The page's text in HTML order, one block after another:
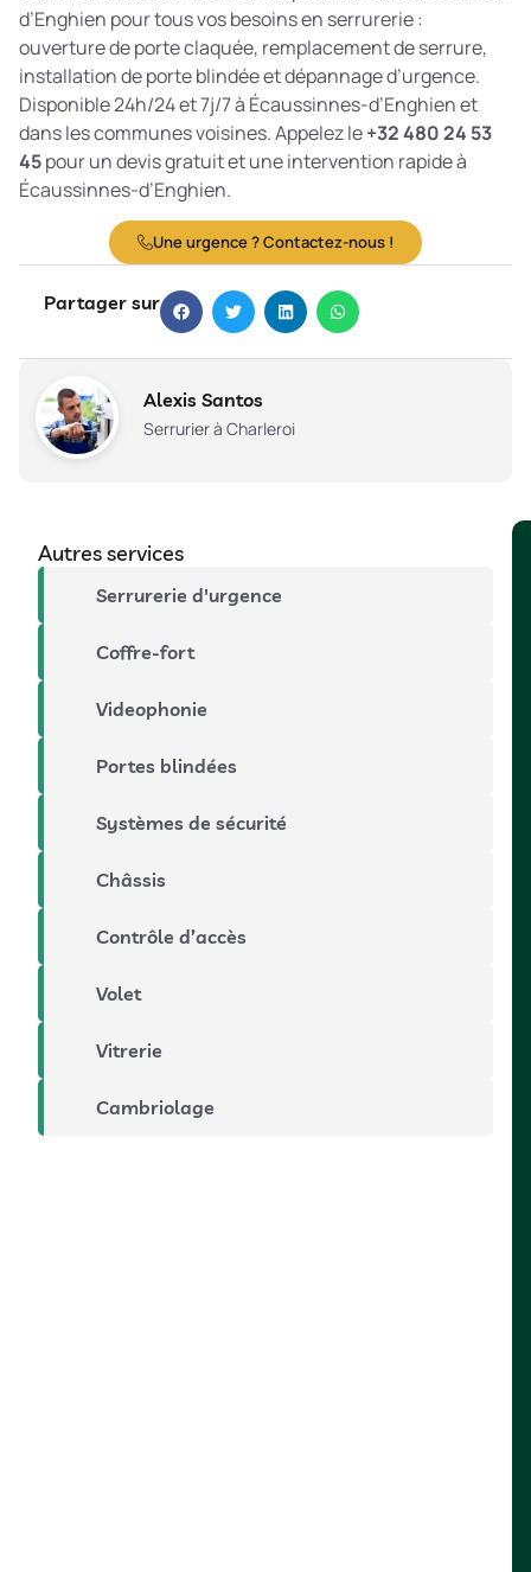
d’Enghien pour tous vos besoins en serrurerie :
ouverture de porte claquée, remplacement de serrure,
installation de porte blindée et dépannage d’urgence.
Disponible 24h/24 et 7j/7 à Écaussinnes-d’Enghien et
dans les communes voisines. Appelez le+32 480 24 53
45pour un devis gratuit et une intervention rapide à
Écaussinnes-d’Enghien.
Une urgence ? Contactez-nous !
Partager sur
Alexis Santos
Serrurier à Charleroi
Autres services
Serrurerie d'urgence
Coffre-fort
Videophonie
Portes blindées
Systèmes de sécurité
Châssis
Contrôle d’accès
Volet
Vitrerie
Cambriolage